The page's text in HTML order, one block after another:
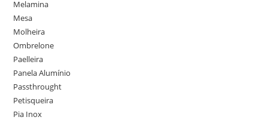
Melamina
Mesa
Molheira
Ombrelone
Paelleira
Panela Alumínio
Passthrought
Petisqueira
Pia Inox